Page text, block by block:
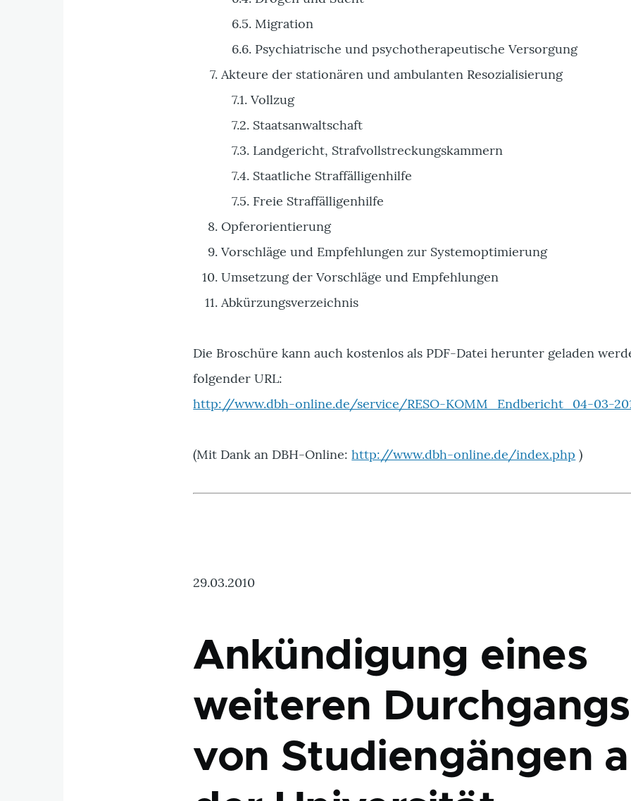
6.5. Migration
6.6. Psychiatrische und psychotherapeutische Versorgung
Akteure der stationären und ambulanten Resozialisierung
7.1. Vollzug
7.2. Staatsanwaltschaft
7.3. Landgericht, Strafvollstreckungskammern
7.4. Staatliche Straffälligenhilfe
7.5. Freie Straffälligenhilfe
Opferorientierung
Vorschläge und Empfehlungen zur Systemoptimierung
Umsetzung der Vorschläge und Empfehlungen
Abkürzungsverzeichnis
Die Broschüre kann auch kostenlos als PDF-Datei herunter geladen
folgender URL:
http://www.dbh-online.de/service/RESO-KOMM_Endbericht_04-03-
(Mit Dank an DBH-Online:http://www.dbh-online.de/index.php )
29.03.2010
Ankündigung eines
weiteren Durchgangs
von Studiengängen